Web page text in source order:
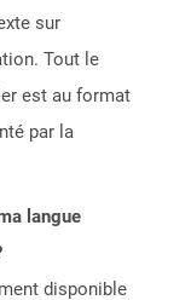
sur
Tout le
est au format
par la
langue
disponible